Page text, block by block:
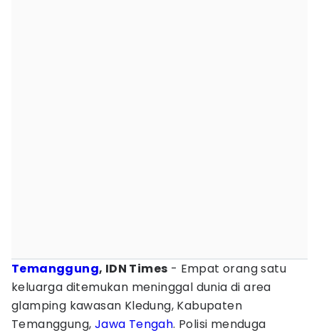
Temanggung, IDN Times - Empat orang satu
keluarga ditemukan meninggal dunia di area
glamping kawasan Kledung, Kabupaten
Temanggung, Jawa Tengah. Polisi menduga